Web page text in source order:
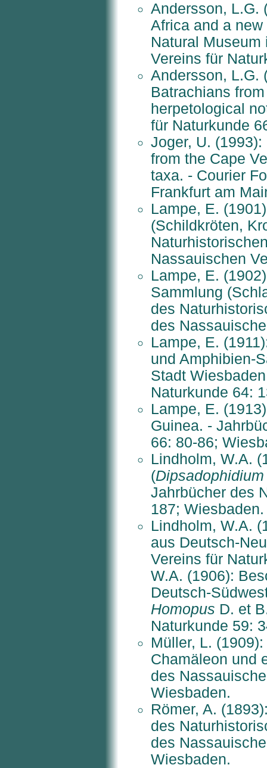
Andersson, L.G.
Africa and a new
Natural
Vereins für
Andersson, L.G.
Batrachians
herpetological
für Naturkunde
Joger, U.
from the Cape
taxa. - Courier
Frankfurt am
Lampe, E.
(Schildkröten,
Nassauischen
Lampe, E.
Sammlung
des
des
Lampe, E.
und Amphibien-
Stadt
Naturkunde 64:
Lampe, E.
Guinea. -
66: 80-86;
Lindholm, W.A.
(
Jahrbücher des
187; Wiesbaden.
Lindholm, W.A.
aus Deutsch-
Vereins für
W.A. (1906):
Deutsch-
Homopus D. et
Naturkunde 59:
Müller, L.
Chamäleon und
des
Wiesbaden.
Römer, A.
des
des
Wiesbaden.